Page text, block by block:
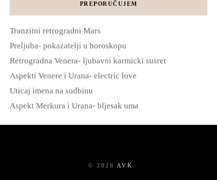
PREPORUČUJEM
Tranzitni retrogradni Mars
Preljuba- pokazatelji u horoskopu
Retrogradna Venera- ljubavni karmicki susret
Aspekti Venere i Urana- electric love
Uticaj imena na sudbinu
Aspekt Merkura i Urana- bljesak uma
© 2026 AVK